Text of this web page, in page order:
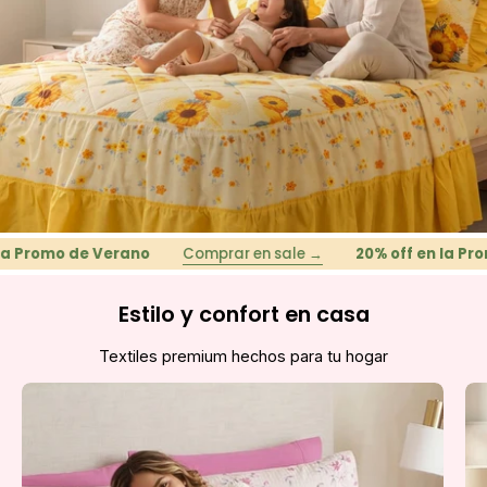
de Verano Comprar en sale → 20% off en la Promo
Estilo y confort en casa
Textiles premium hechos para tu hogar